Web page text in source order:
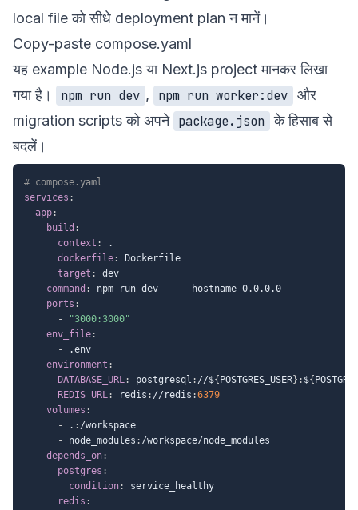
local file को सीधे deployment plan न मानें।
Copy-paste compose.yaml
यह example Node.js या Next.js project मानकर लिखा
गया है।
npm run dev , npm run worker:dev और
migration scripts को अपने package.json के हिसाब से
बदलें।
# compose.yaml
services :
app:
build :
context :
.
dockerfile:
Dockerfile
target :
dev
command : npm run dev - - - - hostname 0.0.0.0
ports :
-
"3000:3000"
env_file:
- .env
environment :
DATABASE_URL: postgresql : //${ POSTGRES_USER} : ${
REDIS_URL: redis : //redis :6379
volumes :
- . : /workspace
- node_modules : /workspace/node_modules
depends_on:
postgres :
condition:
service_healthy
redis :